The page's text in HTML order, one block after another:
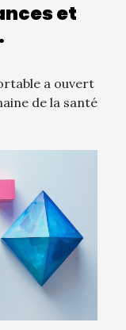
et
a ouvert
de la santé